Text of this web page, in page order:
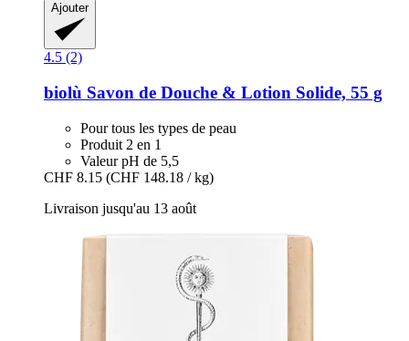
Ajouter
4.5 (2)
biolù Savon de Douche & Lotion Solide, 55 g
Pour tous les types de peau
Produit 2 en 1
Valeur pH de 5,5
CHF 8.15 (CHF 148.18 / kg)
Livraison jusqu'au 13 août